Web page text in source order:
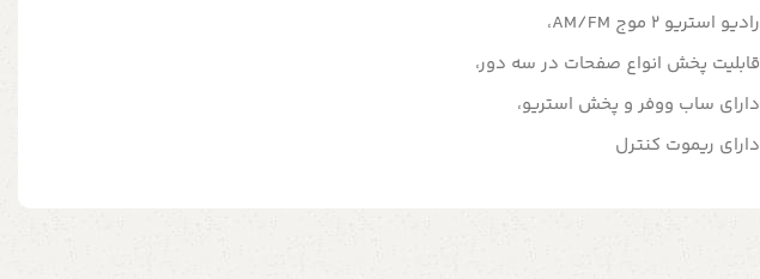
رادیو استریو 2 موج AM/FM،
قابلیت پخش انواع صفحات در سه دور،
دارای ساب ووفر و پخش استریو،
دارای ریموت کنترل